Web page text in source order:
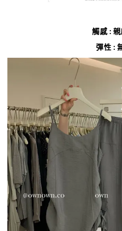
觸感 :
彈性 :